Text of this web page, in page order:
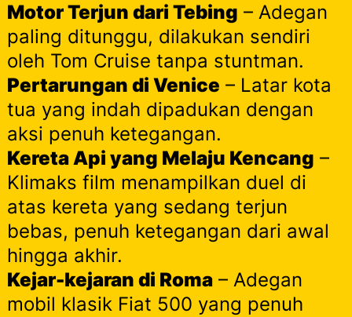
Motor Terjun dari Tebing – Adegan
paling ditunggu, dilakukan sendiri
oleh Tom Cruise tanpa stuntman.
Pertarungan di Venice – Latar kota
tua yang indah dipadukan dengan
aksi penuh ketegangan.
Kereta Api yang Melaju Kencang –
Klimaks film menampilkan duel di
atas kereta yang sedang terjun
bebas, penuh ketegangan dari awal
hingga akhir.
Kejar-kejaran di Roma– Adegan
mobil klasik Fiat 500 yang penuh